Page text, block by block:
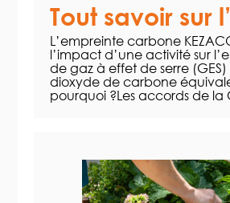
Tout savoir sur
L’empreinte carbone
l’impact d’une activité sur
de gaz à effet de serre
dioxyde de carbone
pourquoi ?Les accords de